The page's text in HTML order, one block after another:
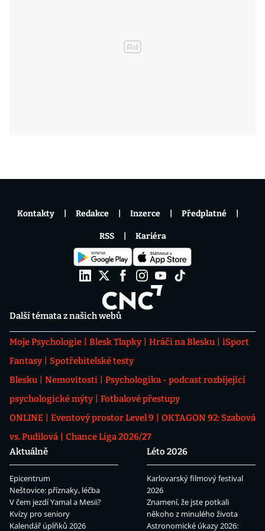
Další témata z našich webů
Moje Psychologie Blesk Tlapky Hráči na Blesku
iSport
Fantasy
Spotřebitelské testy
Blesku
Nemovitosti
Psychologika - podcast rozbíjející
psychologické mýty
Fotbalové přestupy
ONLINE
Eventový prostor Level 9
OKTAGON 92: Szabová
vs. Pudilová
Chance Liga 2026/27
Aktuálně
Epicentrum
Neštovice: příznaky, léčba
V čem jezdí Yamal a Mesii?
Kvízy pro seniory
Kalendář úplňků 2026
Léto 2026
Karlovarský filmový festival
2026
Znamení, že jste potkali
někoho z minulého života
Astronomické úkazy 2026:
Kontakty Redakce Inzerce Předplatné
RSS Kariéra